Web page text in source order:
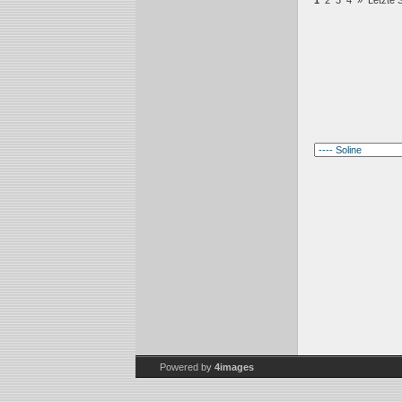
Powered by 4images